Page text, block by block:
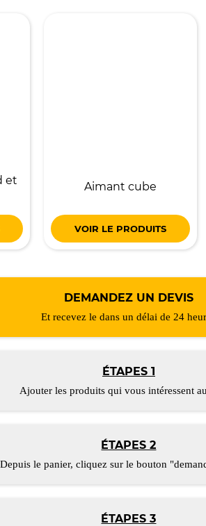
et
Aimant cube
VOIR LE PRODUITS
DEMANDEZ UN DEVIS
Et recevez le dans un délai de 24
ÉTAPES 1
Ajouter les produits qui vous intéressent
ÉTAPES 2
Depuis le panier, cliquez sur le bouton
ÉTAPES 3